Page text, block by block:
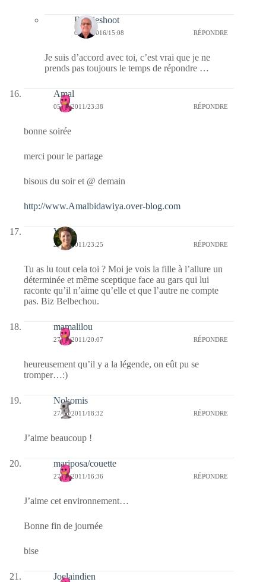
Bernieshoot
05/06/2016/15:08 RÉPONDRE
Je suis d’accord avec toi, c’est vrai que je ne
prends pas toujours le temps de répondre …
Amal
05/07/2011/23:38 RÉPONDRE
bonne soirée
merci pour le partage
bisous du soir et @ demain
http://www.Amalbidawiya.over-blog.com
Véb
27/06/2011/23:25 RÉPONDRE
Tu as lu tout cela toi ? Moi je vois la fille à l’allure un
déterminée et même sceptique face au gars qui lui
raconte qu’il n’aime qu’elle et que l’autre ne compte
pas. Biz Belbechou.
mamalilou
27/06/2011/20:07 RÉPONDRE
heureusement qu’il y a la légende, on eût pu se
tromper…:)
Nokomis
27/06/2011/18:32 RÉPONDRE
J’aime beaucoup !
mariposa/couette
27/06/2011/16:36 RÉPONDRE
J’aime cet environnement…
Bonne fin de journée
bise
Joelaindien